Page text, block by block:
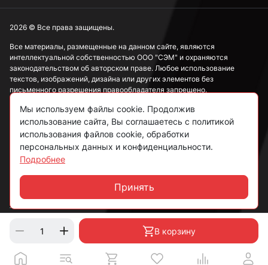
В корзину
М5
М8
М12
Все материалы, размещенные на данном сайте, являются
интеллектуальной собственностью ООО "СЭМ" и охраняются
законодательством об авторском праве. Любое использование
текстов, изображений, дизайна или других элементов без
письменного разрешения правообладателя запрещено.
Информация, представленная на сайте, носит исключительно
ознакомительный характер и не может рассматриваться как
публичная оферта в соответствии со ст. 437 ГК РФ.
Политика конфиденциальности
Согласие на обработку данных
Пользовательское соглашение
2026 © Все права защищены.
Мы используем файлы cookie. Продолжив
использование сайта, Вы соглашаетесь с политикой
использования файлов cookie, обработки
персональных данных и конфиденциальности.
Подробнее
Принять
Чат